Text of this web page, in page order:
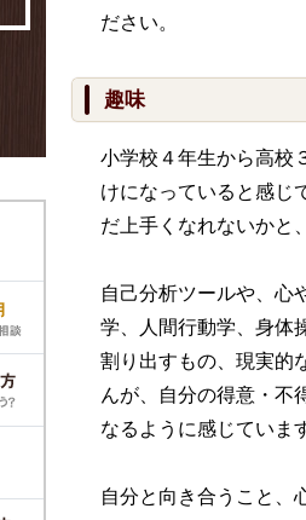
ださい。
趣味
小学校４年生から高校
けになっていると感じ
だ上手くなれないかと
自己分析ツールや、心
学、人間行動学、身体
割り出すもの、現実的
んが、自分の得意・不
なるように感じていま
自分と向き合うこと、